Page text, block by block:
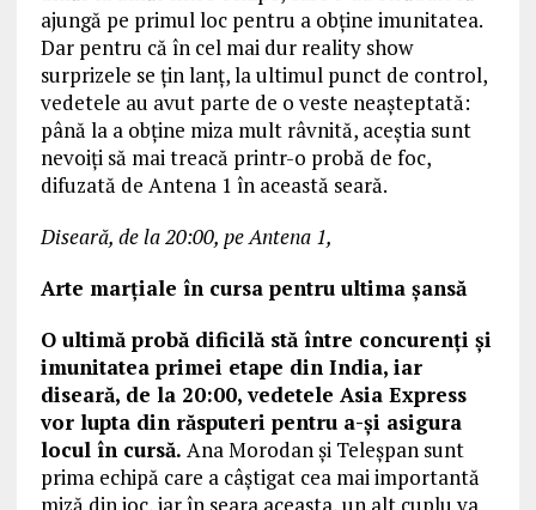
ajungă pe primul loc pentru a obține imunitatea.
Dar pentru că în cel mai dur reality show
surprizele se țin lanț, la ultimul punct de control,
vedetele au avut parte de o veste neașteptată:
până la a obține miza mult râvnită, aceștia sunt
nevoiți să mai treacă printr-o probă de foc,
difuzată de Antena 1 în această seară.
Diseară, de la 20:00, pe Antena 1,
Arte marțiale în cursa pentru ultima șansă
O ultimă probă dificilă stă între concurenți și
imunitatea primei etape din India, iar
diseară, de la 20:00, vedetele Asia Express
vor lupta din răsputeri pentru a-și asigura
locul în cursă. Ana Morodan și Teleșpan sunt
prima echipă care a câștigat cea mai importantă
miză din joc, iar în seara aceasta, un alt cuplu va